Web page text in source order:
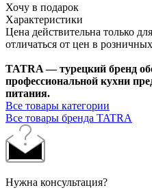
Хочу в подарок
Характеристики
Цена действительна только
отличаться от цен в
TATRA — турецкий бренд
профессиональной кухни
питания.
Все товары категории
Все товары бренда TATRA
Нужна консультация?